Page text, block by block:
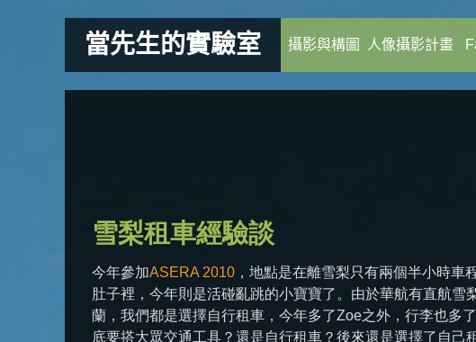
當先生的實驗室 攝影與構圖 人像攝影計畫
雪梨租車經驗談
今年參加ASERA 2010 ，地點是在離雪梨只有兩個半小時
肚子裡，今年則是活碰亂跳的小寶寶了。由於華航有直航
蘭，我們都是選擇自行租車，今年多了Zoe之外，行李也多
底要搭大眾交通工具？還是自行租車？後來還是選擇了自己